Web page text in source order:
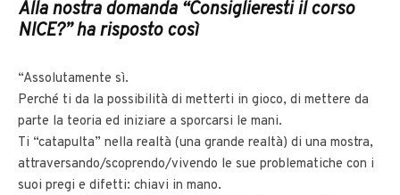
Alla nostra domanda “Consiglieresti il corso
NICE?” ha risposto così
“Assolutamente sì.
Perché ti da la possibilità di metterti in gioco, di mettere da
parte la teoria ed iniziare a sporcarsi le mani.
Ti “catapulta” nella realtà (una grande realtà) di una mostra,
attraversando/scoprendo/vivendo le sue problematiche con i
suoi pregi e difetti: chiavi in mano.